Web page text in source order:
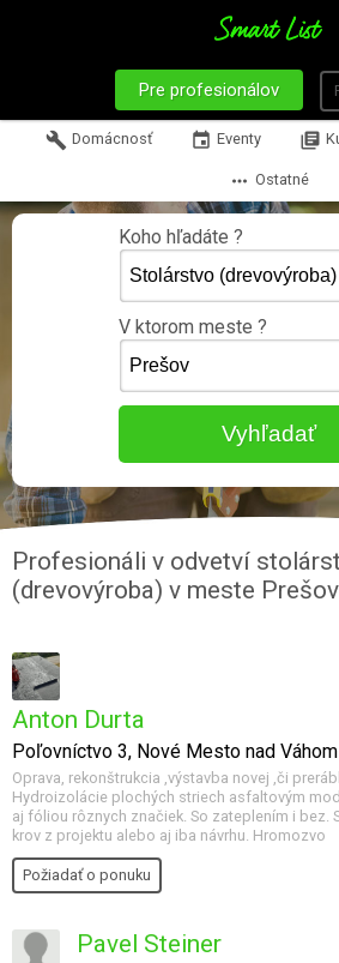
Pre profesionálov
build Domácnosť event Eventy library_books
more_horiz Ostatné
Koho hľadáte ?
V ktorom meste ?
Profesionáli v odvetví
(drevovýroba) v meste Prešov
Anton Durta
Poľovníctvo 3, Nové Mesto nad Váhom
Oprava, rekonštrukcia ,výstavba novej ,či
Hydroizolácie plochých striech asfaltovým
aj fóliou rôznych značiek. So zateplením i bez.
krov z projektu alebo aj iba návrhu. Hromozvo
Požiadať o ponuku
Pavel Steiner